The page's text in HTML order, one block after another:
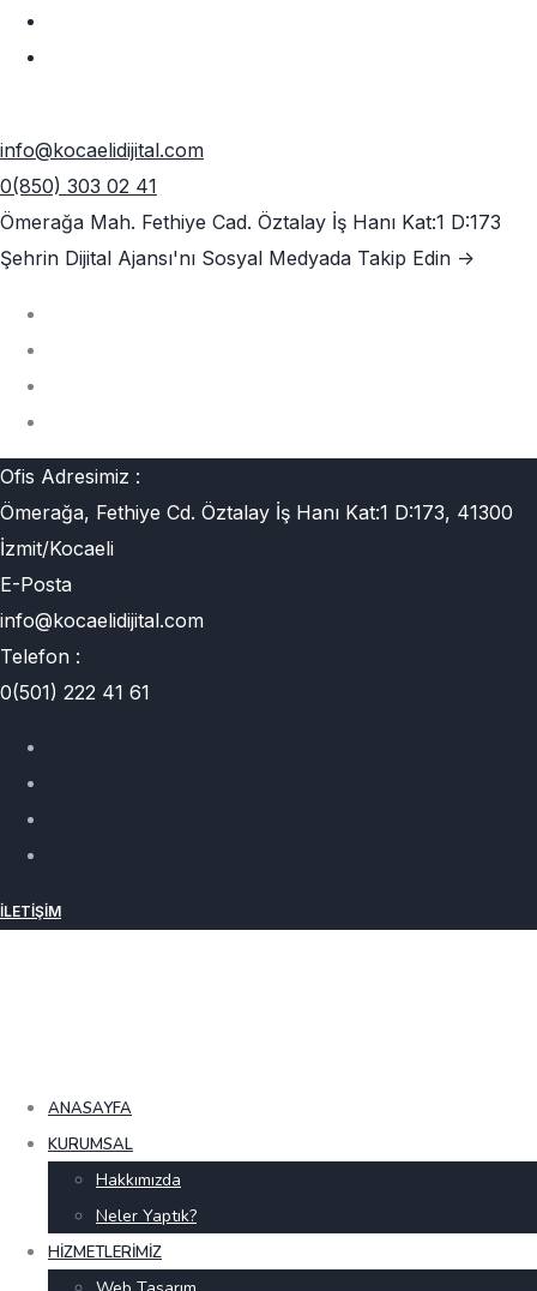
info@kocaelidijital.com
0(850) 303 02 41
Ömerağa Mah. Fethiye Cad. Öztalay İş Hanı Kat:1 D:173
Şehrin Dijital Ajansı'nı Sosyal Medyada Takip Edin ->
Ofis Adresimiz :
Ömerağa, Fethiye Cd. Öztalay İş Hanı Kat:1 D:173, 41300
İzmit/Kocaeli
E-Posta
info@kocaelidijital.com
Telefon :
0(501) 222 41 61
İLETIŞIM
ANASAYFA
KURUMSAL
Hakkımızda
Neler Yaptık?
HIZMETLERIMIZ